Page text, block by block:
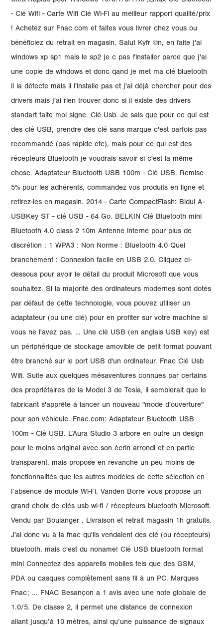
- Clé Wifi - Carte Wifi Clé Wi-Fi au meilleur rapport qualité/prix
! Achetez sur Fnac.com et faites vous livrer chez vous ou
bénéficiez du retrait en magasin. Salut Kyfr @n, en faite j'ai
windows xp sp1 mais le sp2 je c pas l'installer parce que j'ai
une copie de windows et donc qand je met ma clé bluetooth
il la détecte mais il l'installe pas et j'ai déjà chercher pour des
drivers mais j'ai rien trouver donc si il existe des drivers
standart faite moi signe. Clé Usb. Je sais que pour ce qui est
des clé USB, prendre des clé sans marque c'est parfois pas
recommandé (pas rapide etc), mais pour ce qui est des
récepteurs Bluetooth je voudrais savoir si c'est la même
chose. Adaptateur Bluetooth USB 100m - Clé USB. Remise
5% pour les adhérents, commandez vos produits en ligne et
retirez-les en magasin. 2014 - Carte CompactFlash: Bidul A-
USBKey ST - clé USB - 64 Go. BELKIN Clé Bluetooth mini
Bluetooth 4.0 class 2 10m Antenne interne pour plus de
discrétion : 1 WPA3 : Non Norme : Bluetooth 4.0 Quel
branchement : Connexion facile en USB 2.0. Cliquez ci-
dessous pour avoir le détail du produit Microsoft que vous
souhaitez. Si la majorité des ordinateurs modernes sont dotés
par défaut de cette technologie, vous pouvez utiliser un
adaptateur (ou une clé) pour en profiter sur votre machine si
vous ne l'avez pas. … Une clé USB (en anglais USB key) est
un périphérique de stockage amovible de petit format pouvant
être branché sur le port USB d'un ordinateur. Fnac Clé Usb
Wifi. Suite aux quelques mésaventures connues par certains
des propriétaires de la Model 3 de Tesla, il semblerait que le
fabricant s'apprête à lancer un nouveau "mode d'ouverture"
pour son véhicule. Fnac.com: Adaptateur Bluetooth USB
100m - Clé USB. L’Aura Studio 3 arbore en outre un design
pour le moins original avec son écrin arrondi et en partie
transparent, mais propose en revanche un peu moins de
fonctionnalités que les autres modèles de cette sélection en
l’absence de module Wi-Fi. Vanden Borre vous propose un
grand choix de clés usb wi-fi / récepteurs bluetooth Microsoft.
Vendu par Boulanger . Livraison et retrait magasin 1h gratuits.
J'ai donc vu à la fnac qu'ils vendaient des clé (ou récepteurs)
bluetooth, mais c'est du noname! Clé USB bluetooth format
mini Connectez des appareils mobiles tels que des GSM,
PDA ou casques complètement sans fil à un PC. Marques
Fnac; ... FNAC Besançon a 1 avis avec une note globale de
1.0/5. De classe 2, il permet une distance de connexion
allant jusqu’à 10 mètres, ainsi qu’une puissance de signaux